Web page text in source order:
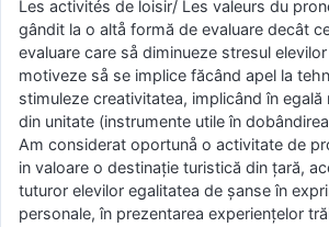
Les activités de loisir/ Les valeurs du
gândit la o altå formă de evaluare decât
evaluare care så diminueze stresul
motiveze så se implice făcând apel la
stimuleze creativitatea, implicând în egală
din unitate (instrumente utile în
Am considerat oportunå o activitate de
in valoare o destinație turistică din ţară,
tuturor elevilor egalitatea de șanse în
personale, în prezentarea experiențelor